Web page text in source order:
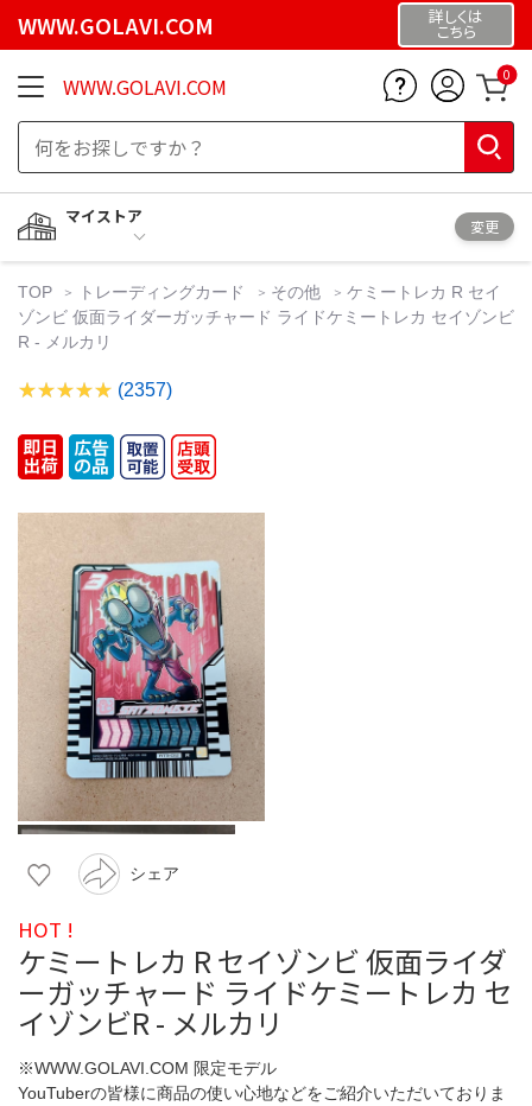
WWW.GOLAVI.COM 詳しくは
こちら
WWW.GOLAVI.COM 0
マイストア
変更
TOP トレーディングカード その他
ケミートレカ R セイ
ゾンビ 仮面ライダーガッチャード ライドケミートレカ セイゾンビ
R - メルカリ
(2357)
シェア
HOT !
ケミートレカ R セイゾンビ 仮面ライダ
ーガッチャード ライドケミートレカ セ
イゾンビR - メルカリ
※WWW.GOLAVI.COM 限定モデル
YouTuberの皆様に商品の使い心地などをご紹介いただいておりま